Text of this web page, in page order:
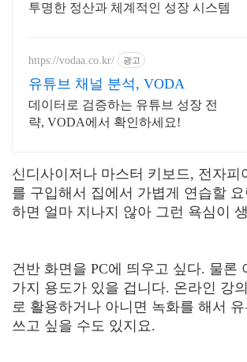
투명한 정산과 체계적인 성장 시스템
https://vodaa.co.kr/ 광고
유튜브 채널 분석, VODA
데이터로 검증하는 유튜브 성장 전
략, VODA에서 확인하세요!
신디사이저나 마스터 키보드, 전자피
를 구입해서 집에서 가볍게 연습할
하면 얼마 지나지 않아 그런 욕심이
건반 화면을 PC에 띄우고 싶다. 물론
가지 용도가 있을 겁니다. 온라인 강
로 활용하거나 아니면 녹화를 해서
쓰고 싶을 수도 있지요.